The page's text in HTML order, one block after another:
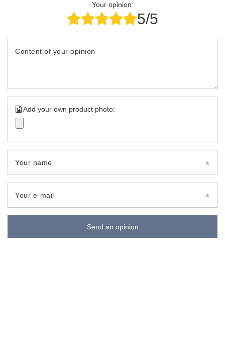
Your opinion:
5/5
Content of your opinion
Add your own product photo:
Your name
Your e-mail
Send an opinion